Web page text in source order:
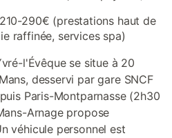
290€ (prestations haut de
raffinée, services spa)
l'Évêque se situe à 20
desservi par gare SNCF
Paris-Montparnasse (2h30
Arnage propose
véhicule personnel est